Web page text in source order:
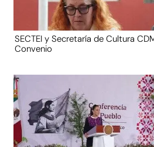
SECTEI y Secretaría de Cultura
Convenio